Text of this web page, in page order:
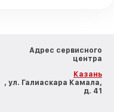
Адрес сервисного
центра
Казань
, ул. Галиаскара Камала,
д. 41